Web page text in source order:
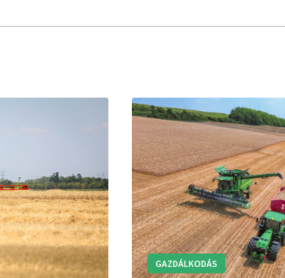
GAZDÁLKODÁS